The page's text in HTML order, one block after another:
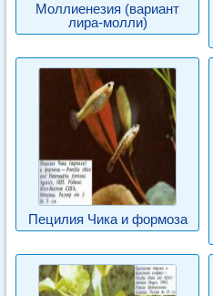
Моллиенезия (вариант
лира-молли)
Пецилия Чика и формоза